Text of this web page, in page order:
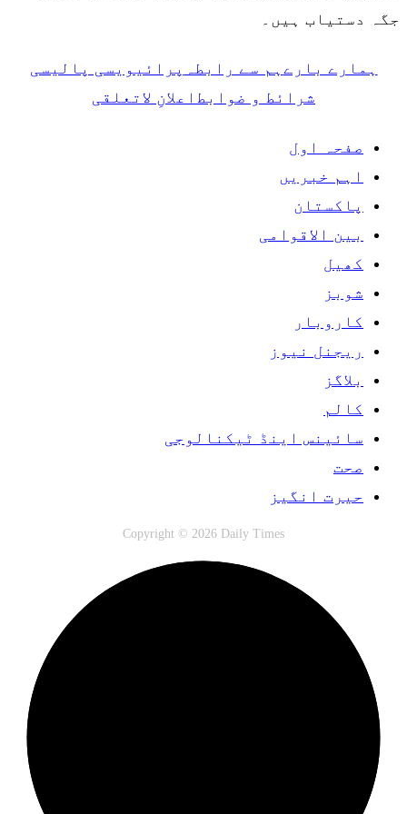
جگہ دستیاب ہیں۔
ہمارے بارے ہم سے رابطہ پرائیویسی پالیسی
شرائط و ضوابط اعلانِ لاتعلقی
صفحہ اول
اہم خبریں
پاکستان
بین الاقوامی
کھیل
شوبز
کاروبار
ریجنل نیوز
بلاگز
کالم
سائینس اینڈ ٹیکنالوجی
صحت
حیرت انگیز